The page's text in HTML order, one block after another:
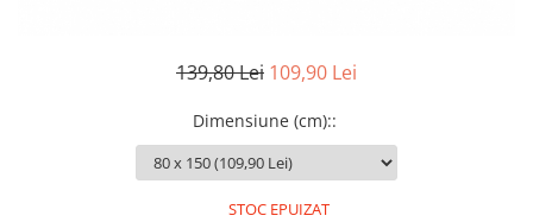
139,80 Lei 109,90 Lei
Dimensiune (cm)::
STOC EPUIZAT